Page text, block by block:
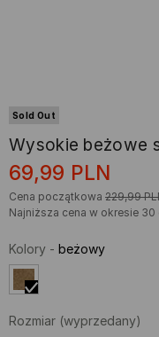
Sold Out
Wysokie beżowe
69,99 PLN
Cena początkowa 229,99
Najniższa cena w okresie
Kolory - beżowy
Rozmiar (wyprzedany)